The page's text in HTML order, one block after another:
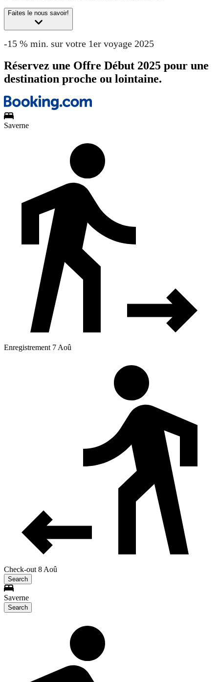
Faites le nous savoir!
-15 % min. sur votre 1er voyage 2025
Réservez une Offre Début 2025 pour une
destination proche ou lointaine.
Saverne
Enregistrement 7 Aoû
Check-out 8 Aoû
Search
Saverne
Search